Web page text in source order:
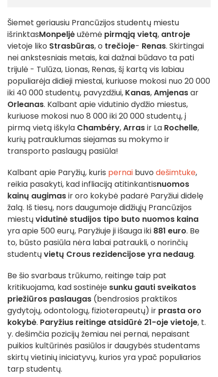
Šiemet geriausiu Prancūzijos studentų miestu
išrinktasMonpeljėužėmė pirmąją vietą, antroje
vietoje liko Strasbūras, o trečioje- Renas. Skirtingai
nei ankstesniais metais, kai dažnai būdavo ta pati
trijulė - Tulūza, Lionas, Renas, šį kartą vis labiau
populiarėja didieji miestai, kuriuose mokosi nuo 20 000
iki 40 000 studentų, pavyzdžiui, Kanas,Amjenasar
Orleanas. Kalbant apie vidutinio dydžio miestus,
kuriuose mokosi nuo 8 000 iki 20 000 studentų, į
pirmą vietą iškyla Chambéry,Arrasir La Rochelle,
kurių patrauklumas siejamas su mokymo ir
transporto paslaugų pasiūla!
Kalbant apie Paryžių, kuris pernai buvo dešimtuke,
reikia pasakyti, kad infliaciją atitinkantisnuomos
kainų augimasir oro kokybė padarė Paryžiui didelę
žalą. Iš tiesų, nors daugumoje didžiųjų Prancūzijos
miestų vidutinė studijos tipo buto nuomos kaina
yra apie 500 eurų, Paryžiuje ji išauga iki 881 euro. Be
to, būsto pasiūla nėra labai patraukli, o norinčių
studentų vietų Crous rezidencijose yra nedaug.
Be šio svarbaus trūkumo, reitinge taip pat
kritikuojama, kad sostinėje sunku gauti sveikatos
priežiūros paslaugas (bendrosios praktikos
gydytojų, odontologų, fizioterapeutų) ir prasta oro
kokybė. Paryžius reitinge atsidūrė 21-oje vietoje, t.
y. dešimčia pozicijų žemiau nei pernai, nepaisant
puikios kultūrinės pasiūlos ir daugybės studentams
skirtų vietinių iniciatyvų, kurios yra ypač populiarios
tarp studentų.